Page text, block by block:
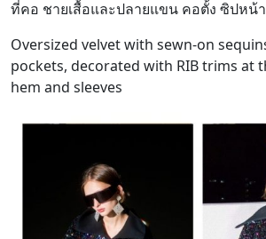
ที่คอ ชายเสื้อและปลายแขน คอตั้ง ซิปหน้า
Oversized velvet with sewn-on
pockets, decorated with RIB trims at
hem and sleeves